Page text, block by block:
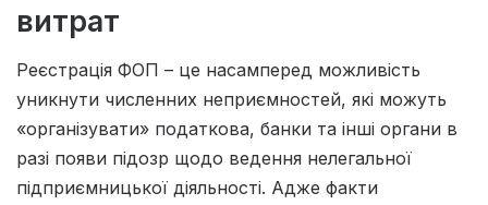
витрат
Реєстрація ФОП – це насамперед можливість
уникнути численних неприємностей, які можуть
«організувати» податкова, банки та інші органи в
разі появи підозр щодо ведення нелегальної
підприємницької діяльності. Адже факти